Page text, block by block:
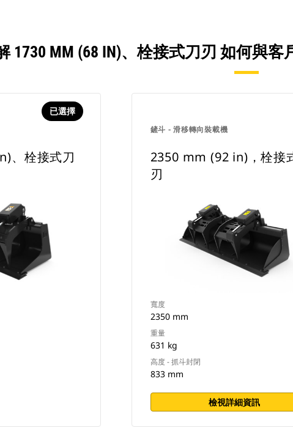
1730 MM (68 IN)、栓接式刀刃 如何與客
已選擇
、栓接式刀
鏟斗 - 滑移轉向裝載機
2350 mm (92 in)，栓接
刃
寬度
2350 mm
重量
631 kg
高度 - 抓斗封閉
833 mm
檢視詳細資訊